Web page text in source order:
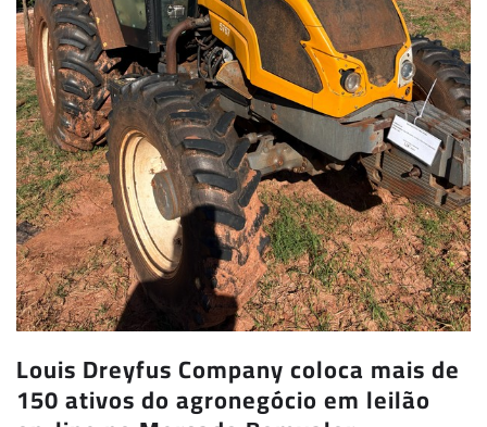
Louis Dreyfus Company coloca mais de
150 ativos do agronegócio em leilão